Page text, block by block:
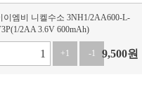
이엠비 니켈수소 3NH1/2AA600-L-
2AA 3.6V 600mAh)
+1 -1 9,500원